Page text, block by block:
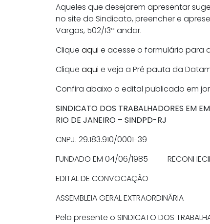
Aqueles que desejarem apresentar
no site do Sindicato, preencher e
Vargas, 502/13º andar.
Clique aqui e acesse o formulário para
Clique aqui e veja a Pré pauta da
Confira abaixo o edital publicado em
SINDICATO DOS TRABALHADORES EM
RIO DE JANEIRO – SINDPD-RJ
CNPJ. 29.183.910/0001-39
FUNDADO EM 04/06/1985
EDITAL DE CONVOCAÇÃO
ASSEMBLEIA GERAL EXTRAORDINÁRIA
Pelo presente o SINDICATO DOS